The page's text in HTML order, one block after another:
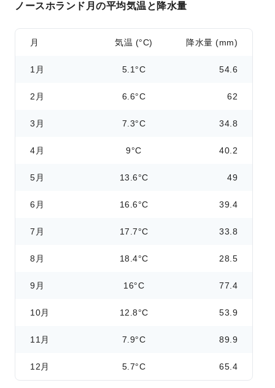
ノースホランド月の平均気温と降水量
月 気温 (°C) 降水量 (mm)
1月 5.1°C 54.6
2月 6.6°C 62
3月 7.3°C 34.8
4月 9°C 40.2
5月 13.6°C 49
6月 16.6°C 39.4
7月 17.7°C 33.8
8月 18.4°C 28.5
9月 16°C 77.4
10月 12.8°C 53.9
11月 7.9°C 89.9
12月 5.7°C 65.4